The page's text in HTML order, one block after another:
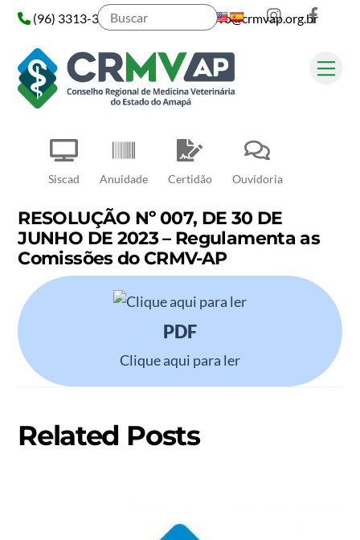
Skip
content
Siscad Anuidade Certidão Ouvidoria
Instagram
(96) 3313-3313
administrativo@crmvap.org.br
Pesquisar
RESOLUÇÃO Nº 007, DE 30 DE
JUNHO DE 2023 – Regulamenta as
Comissões do CRMV-AP
PDF
Clique aqui para ler
Related Posts